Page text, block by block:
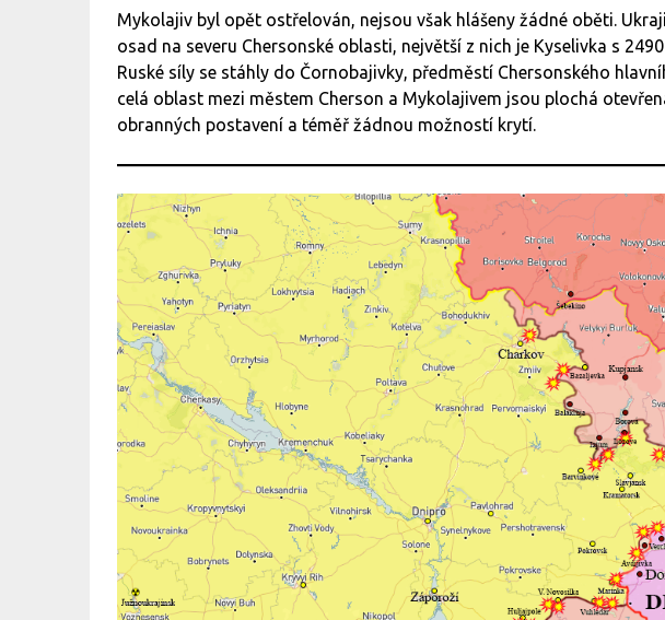
Mykolajiv byl opět ostřelován, nejsou však hlášeny žádné oběti.
osad na severu Chersonské oblasti, největší z nich je Kyselivka s
Ruské síly se stáhly do Čornobajivky, předměstí Chersonského
celá oblast mezi městem Cherson a Mykolajivem jsou plochá
obranných postavení a téměř žádnou možností krytí.